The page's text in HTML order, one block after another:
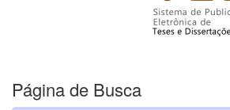
Página de Busca